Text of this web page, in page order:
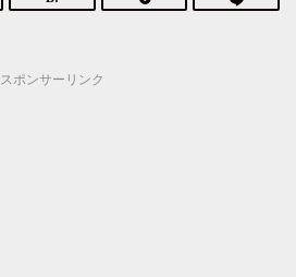
スポンサーリンク